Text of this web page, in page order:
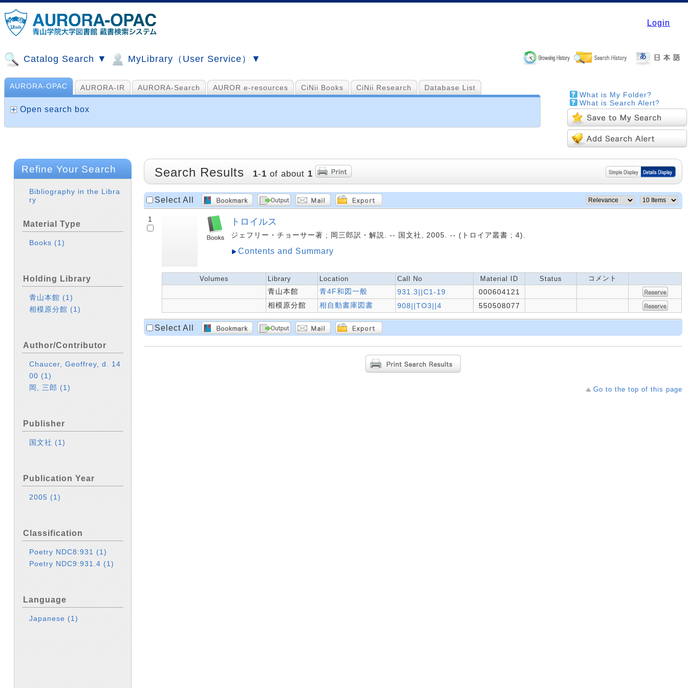
Login
Catalog Search ▼ MyLibrary（User Service）▼
What is My Folder?
What is Search Alert?
AURORA-OPAC AURORA-IR AURORA-Search AUROR e-resources CiNii Books CiNii Research Database List
山手コンソ、NDL他
Open search box
Refine Your Search
Bibliography in the Libra
ry
Material Type
Books(1)
Holding Library
青山本館(1)
相模原分館 (1)
Author/Contributor
Chaucer, Geoffrey, d. 14
00(1)
岡, 三郎(1)
Publisher
国文社 (1)
Publication Year
2005(1)
Classification
Poetry NDC8:931 (1)
Poetry NDC9:931.4(1)
Language
Japanese(1)
Search Results 1-1 of about 1
Select All
1 トロイルス
ジェフリー・チョーサー著 ; 岡三郎訳・解説. -- 国文社, 2005. -- (トロイア叢書 ; 4).
Contents and Summary
Volumes Library Location Call No Material ID Status コメント
青山本館 青4F和図一般 931.3||C1-19
000604121
相模原分館
相自動書庫図書 908||TO3||4 550508077
Select All
Go to the top of this page